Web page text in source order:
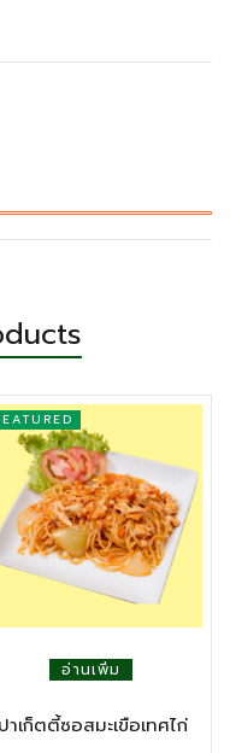
อ่านเพิ่ม
าเก็ตตี้ซอสมะเขือเทศไก่